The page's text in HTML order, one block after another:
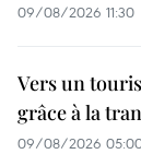
09/08/2026 11:30
Vers un
grâce à la
09/08/2026